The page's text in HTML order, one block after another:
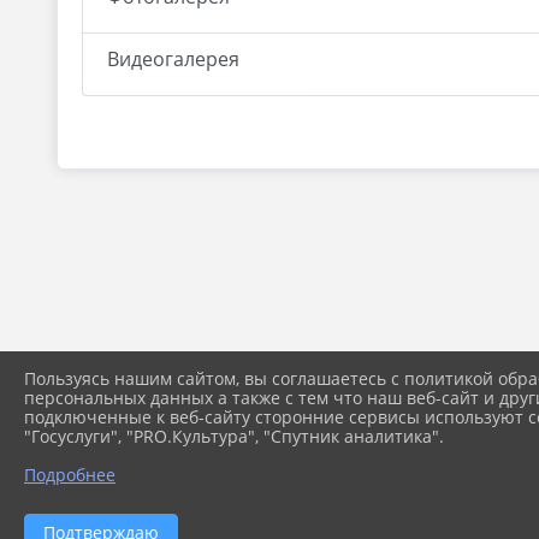
Видеогалерея
Пользуясь нашим сайтом, вы соглашаетесь с политикой
персональных данных а также с тем что наш веб-сайт и
подключенные к веб-сайту сторонние сервисы используют
"Госуслуги", "PRO.Культура", "Спутник аналитика".
Подробнее
Подтверждаю